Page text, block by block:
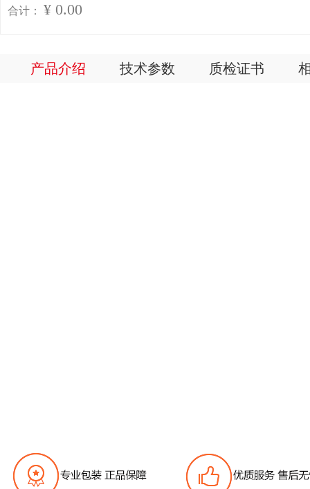
合计： ¥ 0.00
产品介绍 技术参数 质检证书